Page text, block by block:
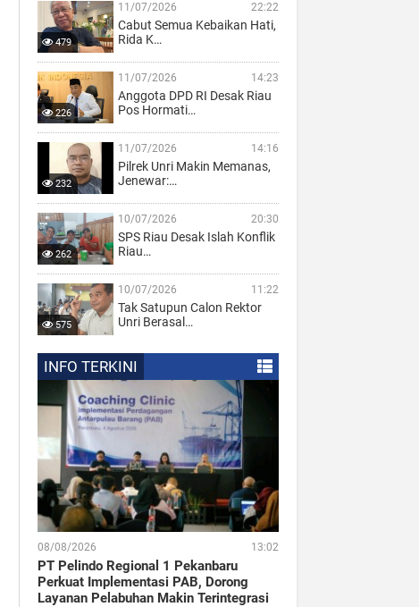
479
11/07/2026 22:22
Cabut Semua Kebaikan Hati,
Rida K…
226
11/07/2026 14:23
Anggota DPD RI Desak Riau
Pos Hormati…
232
11/07/2026 14:16
Pilrek Unri Makin Memanas,
Jenewar:…
262
10/07/2026 20:30
SPS Riau Desak Islah Konflik
Riau…
575
10/07/2026 11:22
Tak Satupun Calon Rektor
Unri Berasal…
INFO TERKINI
08/08/2026 13:02
PT Pelindo Regional 1 Pekanbaru
Perkuat Implementasi PAB, Dorong
Layanan Pelabuhan Makin Terintegrasi